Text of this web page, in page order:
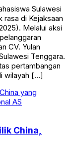
Sulawesi
rasa di Kejaksaan
Melalui aksi
CV. Yulan
Tenggara.
pertambangan
wilayah […]
China,